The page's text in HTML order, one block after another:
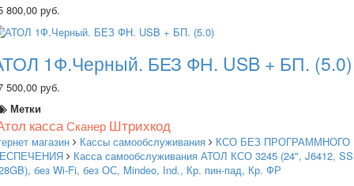
800,00 руб.
1Ф.Черный. БЕЗ ФН. USB + БП. (5.0)
500,00 руб.
Метки
кассаСканер Штрихкод
магазин Кассы самообслуживания
КСО БЕЗ ПРОГРАММНОГО
Касса самообслуживания АТОЛ КСО 3245 (24", J6412,
без Wi-Fi, без ОС, Mindeo, Ind., Кр. пин-пад, Кр. ФР